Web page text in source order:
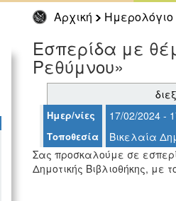
Αρχική
Εσπερίδα με
Ρεθύμνου»
Ημερ/νίες 17/02/2024 -
Τοποθεσία
Βικελαία
Σας προσκαλούμε σε
Δημοτικής Βιβλιοθήκης, με